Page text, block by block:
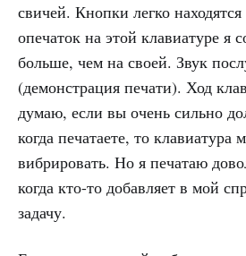
свичей. Кнопки легко
опечаток на этой клавиатуре я
больше, чем на своей. Звук
(демонстрация печати). Ход
думаю, если вы очень сильно
когда печатаете, то клавиатура
вибрировать. Но я печатаю
когда кто-то добавляет в мой
задачу.